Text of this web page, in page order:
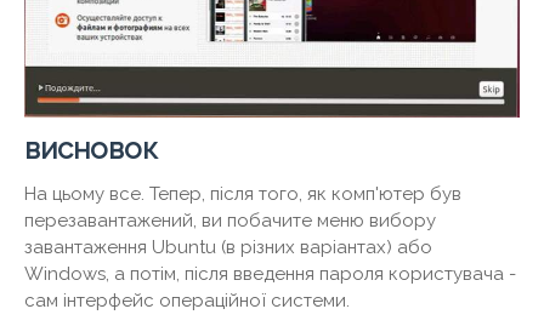
висновок
На цьому все. Тепер, після того, як комп'ютер був
перезавантажений, ви побачите меню вибору
завантаження Ubuntu (в різних варіантах) або
Windows, а потім, після введення пароля користувача -
сам інтерфейс операційної системи.